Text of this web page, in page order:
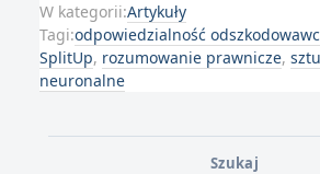
W kategorii:Artykuły
Tagi:odpowiedzialność
SplitUp, rozumowanie prawnicze,
neuronalne
Szukaj